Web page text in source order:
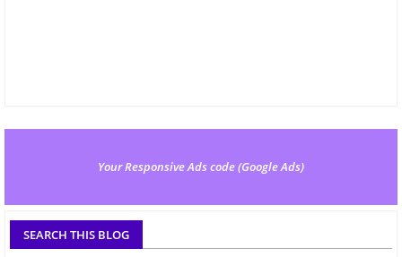
Your Responsive Ads code (Google Ads)
SEARCH THIS BLOG